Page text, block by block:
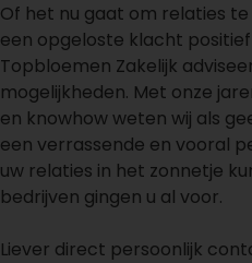
Of het nu gaat om relaties
een opgeloste klacht
Topbloemen Zakelijk
mogelijkheden. Met onze
en knowhow weten wij als
een verrassende en vooral
uw relaties in het zonnetje
bedrijven gingen u al voor.
Liever direct persoonlijk